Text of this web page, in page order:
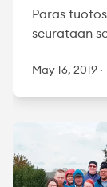
Paras
seurataan
May 16, 2019 ·